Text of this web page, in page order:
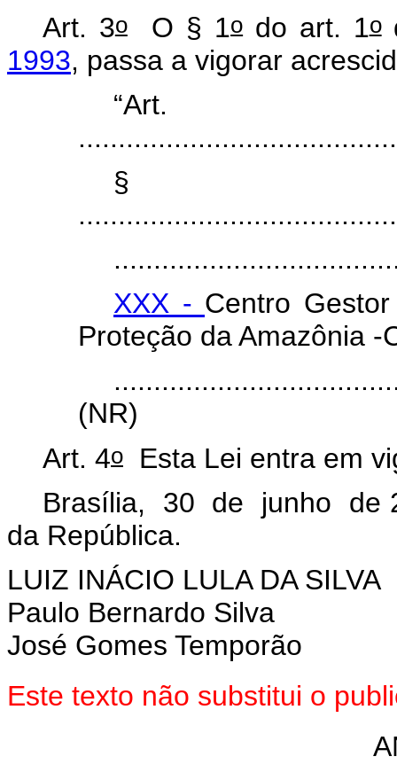
Art. 3oO § 1odo art. 1o
1993, passa a vigorar
§
XXX - Centro
Proteção da Amazônia -
(NR)
Art. 4o Esta Lei entra em
Brasília, 30 de junho de
da República.
LUIZ INÁCIO LULA DA SILVA
Paulo Bernardo Silva
José Gomes Temporão
Este texto não substitui o